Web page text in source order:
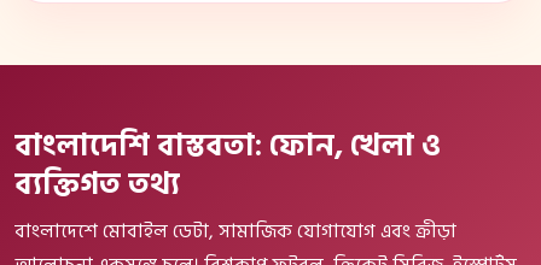
বাংলাদেশি বাস্তবতা: ফোন, খেলা ও
ব্যক্তিগত তথ্য
বাংলাদেশে মোবাইল ডেটা, সামাজিক যোগাযোগ এবং ক্রীড়া